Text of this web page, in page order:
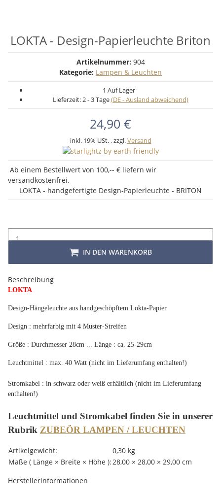
LOKTA - Design-Papierleuchte Briton
Artikelnummer: 904
Kategorie: Lampen & Leuchten
1 Auf Lager
Lieferzeit:2 - 3 Tage(DE - Ausland abweichend)
24,90 €
inkl. 19% USt. , zzgl.Versand
Ab einem Bestellwert von 100,-- € liefern wir
versandkostenfrei.
LOKTA - handgefertigte Design-Papierleuchte - BRITON
IN DEN WARENKORB
Beschreibung
LOKTA
Design-Hängeleuchte aus handgeschöpftem Lokta-Papier
Design : mehrfarbig mit 4 Muster-Streifen
Größe : Durchmesser 28cm ... Länge : ca. 25-29cm
Leuchtmittel : max. 40 Watt (nicht im Lieferumfang enthalten!)
Stromkabel : in schwarz oder weiß erhältlich (nicht im Lieferumfang
enthalten!)
Leuchtmittel und Stromkabel finden Sie in unserer
Rubrik ZUBEÖR LAMPEN / LEUCHTEN
Produkteigenschaft
Wert
Artikelgewicht: 0,30 kg
Maße ( Länge × Breite × Höhe ): 28,00 × 28,00 × 29,00 cm
Herstellerinformationen